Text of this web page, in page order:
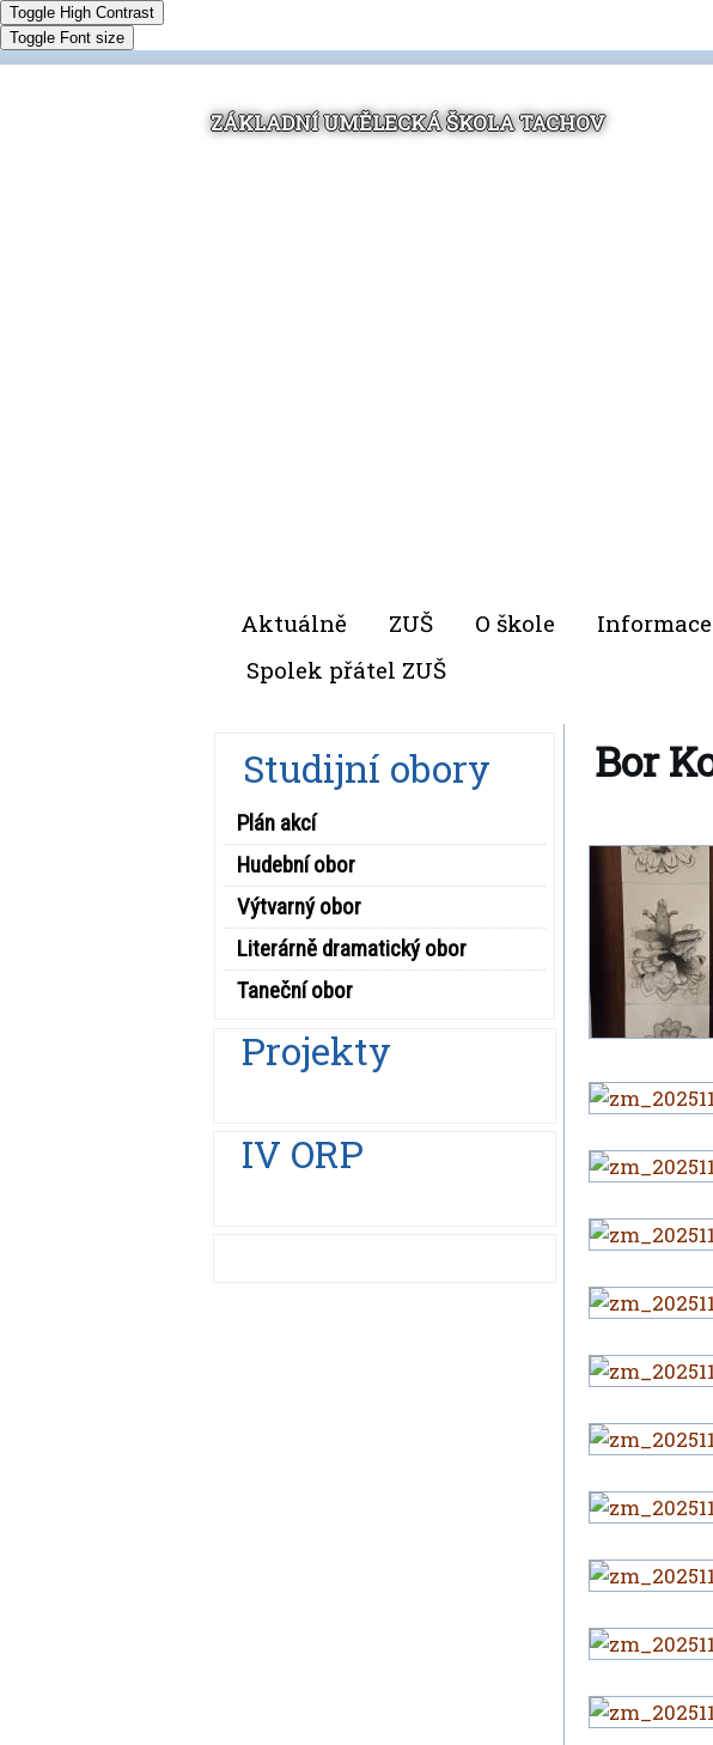
Toggle High Contrast
Toggle Font size
ZÁKLADNÍ UMĚLECKÁ ŠKOLA TACHOV
Aktuálně ZUŠ O škole
Spolek přátel ZUŠ
Studijní obory
Plán akcí
Hudební obor
Výtvarný obor
Literárně dramatický obor
Taneční obor
Projekty
IV ORP
Bor